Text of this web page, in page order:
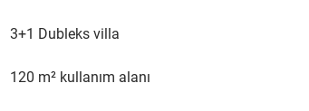
3+1 Dubleks villa
120 m² kullanım alanı